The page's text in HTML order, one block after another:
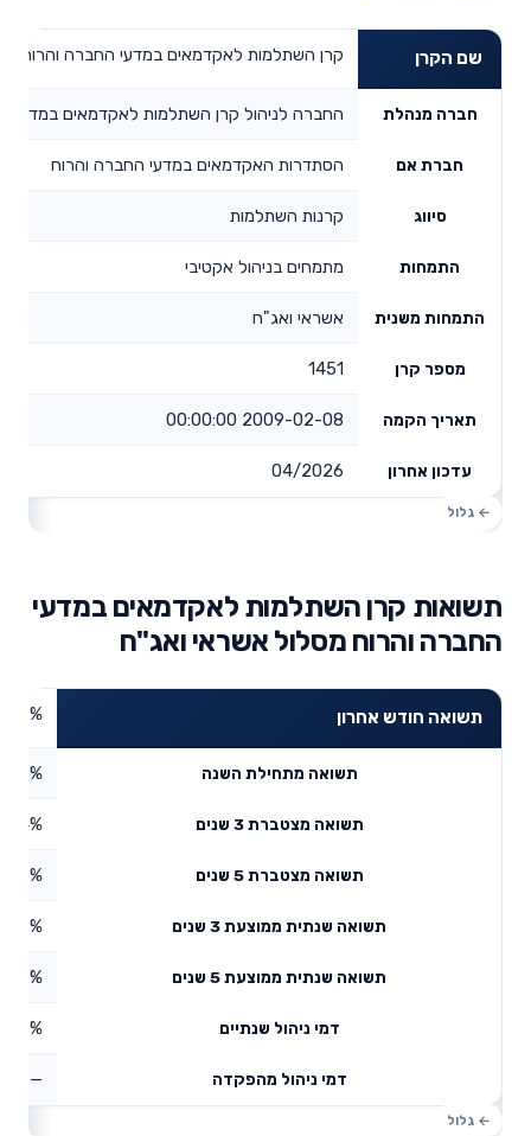
שם הקרן קרן השתלמות לאקדמאים במדעי החברה והרוח
חברה מנהלת החברה לניהול קרן השתלמות לאקדמאים במדעי
חברת אם הסתדרות האקדמאים במדעי החברה והרוח
סיווג קרנות השתלמות
התמחות מתמחים בניהול אקטיבי
התמחות משנית אשראי ואג"ח
מספר קרן 1451
תאריך הקמה 2009-02-08 00:00:00
עדכון אחרון 04/2026
תשואות קרן השתלמות לאקדמאים במדעי
החברה והרוח מסלול אשראי ואג"ח
תשואה חודש אחרון
תשואה מתחילת השנה
תשואה מצטברת 3 שנים
תשואה מצטברת 5 שנים
תשואה שנתית ממוצעת 3 שנים
תשואה שנתית ממוצעת 5 שנים
דמי ניהול שנתיים
דמי ניהול מהפקדה —